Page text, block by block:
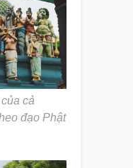
cả
đạo Phật